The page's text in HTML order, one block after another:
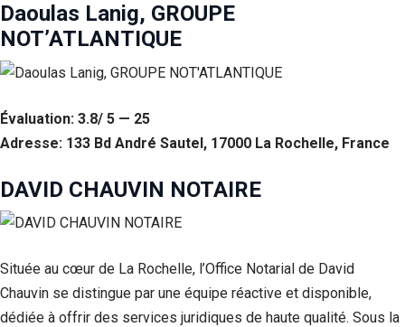
Daoulas Lanig, GROUPE
NOT’ATLANTIQUE
Évaluation: 3.8/ 5 — 25
Adresse: 133 Bd André Sautel, 17000 La Rochelle, France
DAVID CHAUVIN NOTAIRE
Située au cœur de La Rochelle, l’Office Notarial de David
Chauvin se distingue par une équipe réactive et disponible,
dédiée à offrir des services juridiques de haute qualité. Sous la